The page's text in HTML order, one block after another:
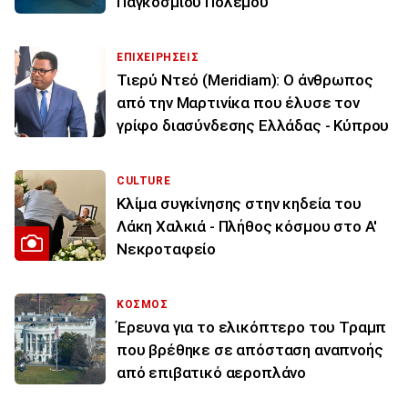
ΕΠΙΧΕΙΡΗΣΕΙΣ
Τιερύ Ντεό (Meridiam): Ο άνθρωπος
από την Μαρτινίκα που έλυσε τον
γρίφο διασύνδεσης Ελλάδας - Κύπρου
CULTURE
Κλίμα συγκίνησης στην κηδεία του
Λάκη Χαλκιά - Πλήθος κόσμου στο Α'
Νεκροταφείο
ΚΟΣΜΟΣ
Έρευνα για το ελικόπτερο του Τραμπ
που βρέθηκε σε απόσταση αναπνοής
από επιβατικό αεροπλάνο